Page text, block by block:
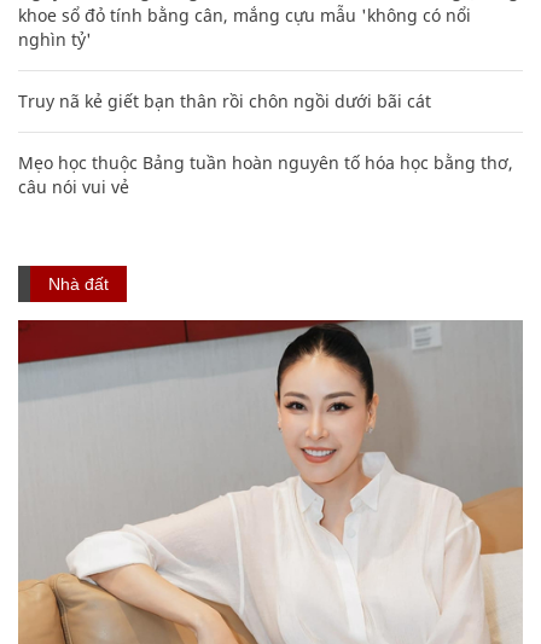
khoe sổ đỏ tính bằng cân, mắng cựu mẫu 'không có nổi
nghìn tỷ'
Truy nã kẻ giết bạn thân rồi chôn ngồi dưới bãi cát
Mẹo học thuộc Bảng tuần hoàn nguyên tố hóa học bằng thơ,
câu nói vui vẻ
Nhà đất